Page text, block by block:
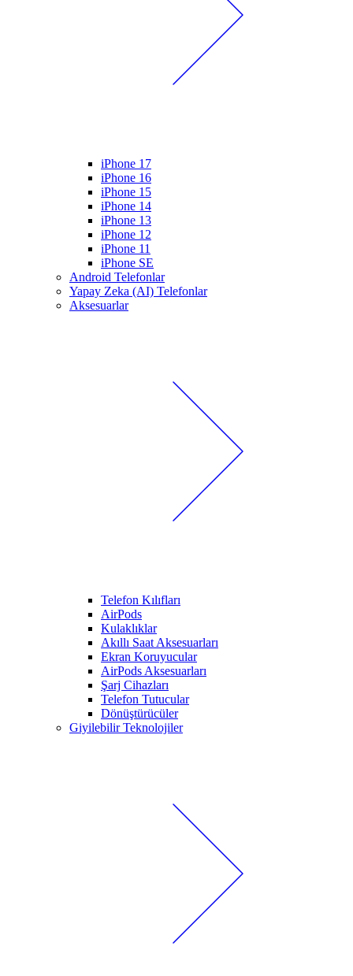
iPhone 17
iPhone 16
iPhone 15
iPhone 14
iPhone 13
iPhone 12
iPhone 11
iPhone SE
Android Telefonlar
Yapay Zeka (AI) Telefonlar
Aksesuarlar
Telefon Kılıfları
AirPods
Kulaklıklar
Akıllı Saat Aksesuarları
Ekran Koruyucular
AirPods Aksesuarları
Şarj Cihazları
Telefon Tutucular
Dönüştürücüler
Giyilebilir Teknolojiler